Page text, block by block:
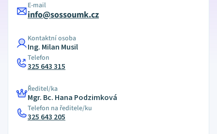
E-mail
info@sossoumk.cz
Kontaktní osoba
Ing. Milan Musil
Telefon
325 643 315
Ředitel/ka
Mgr. Bc. Hana Podzimková
Telefon na ředitele/ku
325 643 205